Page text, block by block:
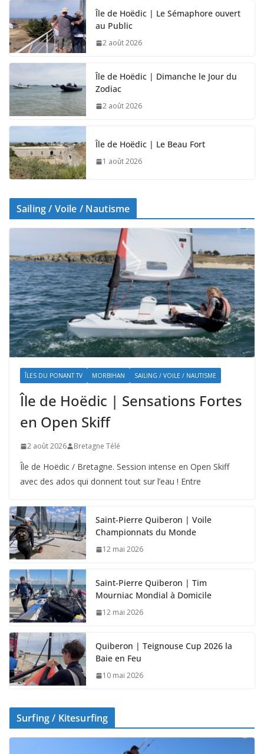
Île de Hoëdic | Le Sémaphore ouvert
au Public
2 août 2026
Île de Hoëdic | Dimanche le Jour du
Zodiac
2 août 2026
Île de Hoëdic | Le Beau Fort
1 août 2026
Sailing / Voile / Nautisme
ÎLES DU PONANT TV MORBIHAN SAILING / VOILE / NAUTISME
Île de Hoëdic | Sensations Fortes
en Open Skiff
2 août 2026 Bretagne Télé
Île de Hoëdic / Bretagne. Session intense en Open Skiff
avec des ados qui donnent tout sur l’eau ! Entre
Saint-Pierre Quiberon | Voile
Championnats du Monde
12 mai 2026
Saint-Pierre Quiberon | Tim
Mourniac Mondial à Domicile
12 mai 2026
Quiberon | Teignouse Cup 2026 la
Baie en Feu
10 mai 2026
Surfing / Kitesurfing